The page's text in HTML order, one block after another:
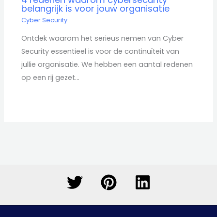
belangrijk is voor jouw organisatie
Cyber Security
Ontdek waarom het serieus nemen van Cyber
Security essentieel is voor de continuïteit van
jullie organisatie. We hebben een aantal redenen
op een rij gezet…